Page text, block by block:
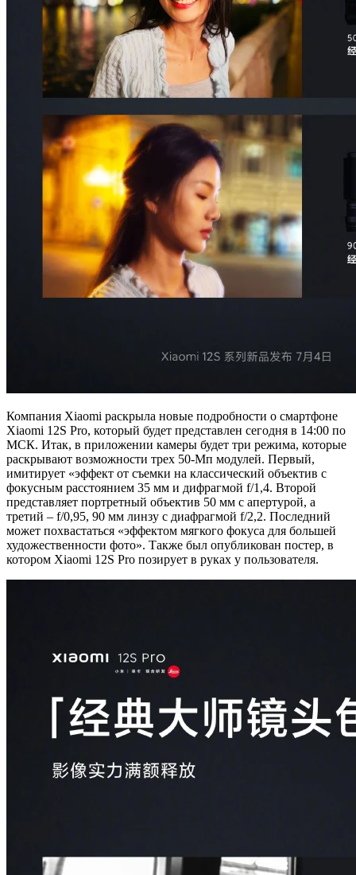
Компания Xiaomi раскрыла новые подробности о смартфоне
Xiaomi 12S Pro, который будет представлен сегодня в 14:00 по
МСК. Итак, в приложении камеры будет три режима, которые
раскрывают возможности трех 50-Мп модулей. Первый,
имитирует «эффект от съемки на классический объектив с
фокусным расстоянием 35 мм и дифрагмой f/1,4. Второй
представляет портретный объектив 50 мм с апертурой, а
третий – f/0,95, 90 мм линзу с диафрагмой f/2,2. Последний
может похвастаться «эффектом мягкого фокуса для большей
художественности фото». Также был опубликован постер, в
котором Xiaomi 12S Pro позирует в руках у пользователя.